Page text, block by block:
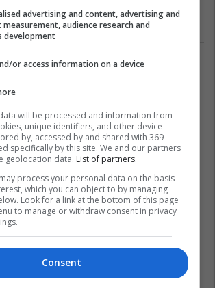
Romës
Serie A 13/06/2023
2
advertising and content, advertising and
audience research and
development
or access information on a device
will be processed and information from
unique identifiers, and other device
by, accessed by and shared with 369
specifically by this site. We and our partners
geolocation data. List of partners.
process your personal data on the basis
which you can object to by managing
Look for a link at the bottom of this page
to manage or withdraw consent in privacy
Consent